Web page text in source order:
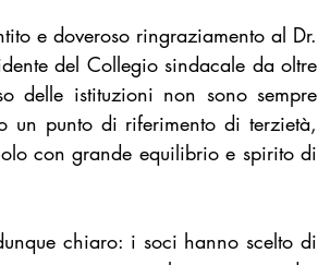
e doveroso ringraziamento al Dr.
del Collegio sindacale da oltre
delle istituzioni non sono sempre
un punto di riferimento di terzietà,
con grande equilibrio e spirito di
chiaro: i soci hanno scelto di